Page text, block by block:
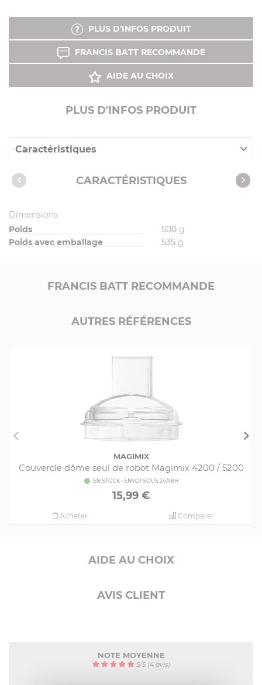
PLUS D'INFOS PRODUIT
FRANCIS BATT RECOMMANDE
AIDE AU CHOIX
PLUS D'INFOS PRODUIT
Caractéristiques
Produits compatiblesCARACTÉRISTIQUES
Dimensions
Poids
500 g
Poids avec emballage
535 g
FRANCIS BATT RECOMMANDE
AUTRES RÉFÉRENCES
MAGIMIX
Couvercle dôme seul de robot Magimix 4200 / 5200
EN STOCK - ENVOI SOUS 24/48H
15,99 €
Comparer
Acheter
AIDE AU CHOIX
AVIS CLIENT
NOTE MOYENNE
5/5(4 avis)